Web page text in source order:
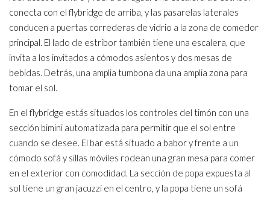
conecta con el flybridge de arriba, y las pasarelas laterales
conducen a puertas correderas de vidrio a la zona de comedor
principal. El lado de estribor también tiene una escalera, que
invita a los invitados a cómodos asientos y dos mesas de
bebidas. Detrás, una amplia tumbona da una amplia zona para
tomar el sol.
En el flybridge estás situados los controles del timón con una
sección bimini automatizada para permitir que el sol entre
cuando se desee. El bar está situado a babor y frente a un
cómodo sofá y sillas móviles rodean una gran mesa para comer
en el exterior con comodidad. La sección de popa expuesta al
sol tiene un gran jacuzzi en el centro, y la popa tiene un sofá